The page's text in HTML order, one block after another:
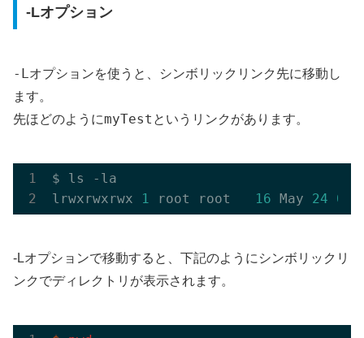
-Lオプション
-Lオプションを使うと、シンボリックリンク先に移動し
ます。
先ほどのようにmyTest というリンクがあります。
$ ls -la
lrwxrwxrwx
1 root root 16 May 24 04
-Lオプションで移動すると、下記のようにシンボリックリ
ンクでディレクトリが表示されます。